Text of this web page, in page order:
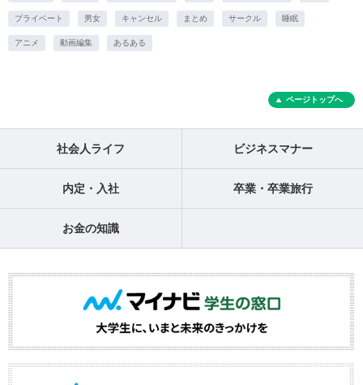
プライベート 男女 キャンセル まとめ サークル 睡眠
アニメ 動画編集 あるある
ページトップへ
社会人ライフ ビジネスマナー
内定・入社 卒業・卒業旅行
お金の知識